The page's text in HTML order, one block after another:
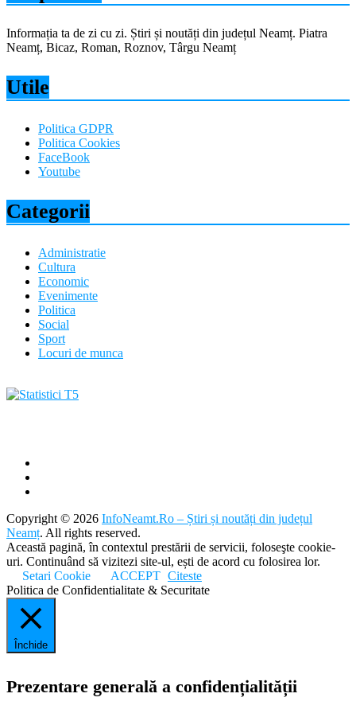
Informația ta de zi cu zi. Știri și noutăți din județul Neamț. Piatra
Neamț, Bicaz, Roman, Roznov, Târgu Neamț
Utile
Politica GDPR
Politica Cookies
FaceBook
Youtube
Categorii
Administratie
Cultura
Economic
Evenimente
Politica
Social
Sport
Locuri de munca
Copyright © 2026 InfoNeamt.Ro – Știri și noutăți din județul
Neamț. All rights reserved.
Această pagină, în contextul prestării de servicii, foloseşte cookie-
uri. Continuând să vizitezi site-ul, ești de acord cu folosirea lor.
Setari Cookie
ACCEPT Citeste
Politica de Confidentialitate & Securitate
Închide
Prezentare generală a confidențialității